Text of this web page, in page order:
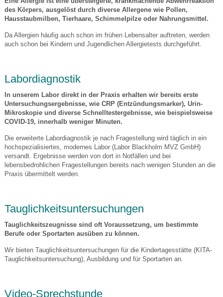
des Körpers, ausgelöst durch diverse Allergene wie Pollen,
Hausstaubmilben, Tierhaare, Schimmelpilze oder Nahrungsmittel.
Da Allergien häufig auch schon im frühen Lebensalter auftreten, werden
auch schon bei Kindern und Jugendlichen Allergietests durchgeführt.
Labordiagnostik
In unserem Labor direkt in der Praxis erhalten wir bereits erste
Untersuchungsergebnisse, wie CRP (Entzündungsmarker), Urin-
Mikroskopie und diverse Schnelltestergebnisse, wie beispielsweise
COVID-19, innerhalb weniger Minuten.
Die erweiterte Labordiagnostik je nach Fragestellung wird täglich in ein
hochspezialisiertes, modernes Labor (Labor Blackholm MVZ GmbH)
versandt. Ergebnisse werden von dort in Notfällen und bei
lebensbedrohlichen Fragestellungen bereits nach wenigen Stunden an die
Praxis übermittelt werden.
Tauglichkeitsuntersuchungen
Tauglichkeitszeugnisse sind oft Voraussetzung, um bestimmte
Berufe oder Sportarten ausüben zu können.
Wir bieten Tauglichkeitsuntersuchungen für die Kindertagesstätte (KITA-
Tauglichkeitsuntersuchung), Ausbildung und für Sportarten an.
Video-Sprechstunde